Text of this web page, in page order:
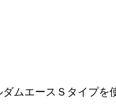
ムエースＳタイプを